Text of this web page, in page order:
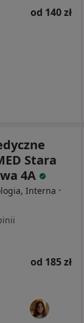
od 140 zł
Stara
4A
Interna ·
od 185 zł